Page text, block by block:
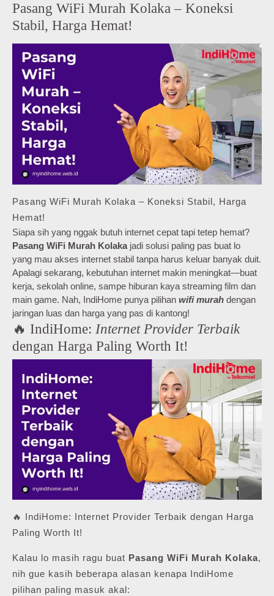
Pasang WiFi Murah Kolaka – Koneksi
Stabil, Harga Hemat!
Pasang WiFi Murah Kolaka – Koneksi Stabil, Harga
Hemat!
Siapa sih yang nggak butuh internet cepat tapi tetep hemat?
Pasang WiFi Murah Kolakajadi solusi paling pas buat lo
yang mau akses internet stabil tanpa harus keluar banyak duit.
Apalagi sekarang, kebutuhan internet makin meningkat—buat
kerja, sekolah online, sampe hiburan kaya streaming film dan
main game. Nah, IndiHome punya pilihan wifi murah dengan
jaringan luas dan harga yang pas di kantong!
🔥 IndiHome: Internet Provider Terbaik
dengan Harga Paling Worth It!
🔥 IndiHome: Internet Provider Terbaik dengan Harga
Paling Worth It!
Kalau lo masih ragu buat Pasang WiFi Murah Kolaka,
nih gue kasih beberapa alasan kenapa IndiHome
pilihan paling masuk akal: